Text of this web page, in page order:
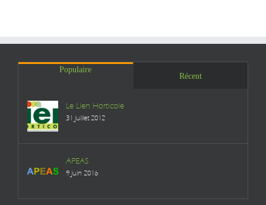
Populaire
Récent
Le Lien Horticole
31 juillet 2012
APEAS
9 juin 2016